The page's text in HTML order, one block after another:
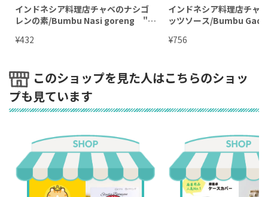
インドネシア料理店チャベのナシゴ
レンの素/Bumbu Nasi goreng "R
an】
¥432
インドネシア料理店チャ
ッツソース/Bumbu
¥756
このショップを見た人はこちらのショッ
プも見ています